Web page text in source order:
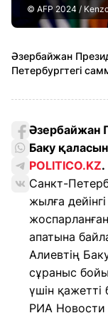
© AFP 2024 /
Әзербайжан
Петербургтегі
Әзербайжан
Баку
POLITICO.KZ.
Санкт-
жылға
апатына
Алиевтің
сұраныс
үшін
РИА Новости